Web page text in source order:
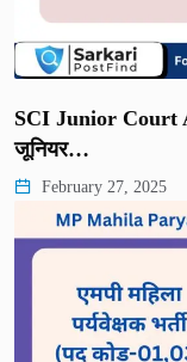
SCI Junior Court
जूनियर…
February 27, 2025